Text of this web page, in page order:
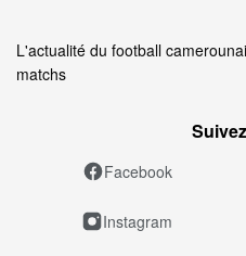
L'actualité du football
matchs
Facebook
Instagram